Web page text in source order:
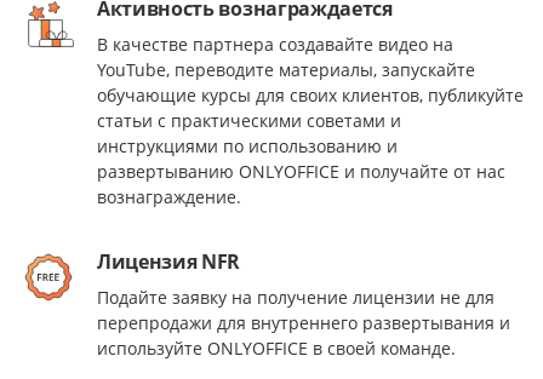
Активность вознаграждается
В качестве партнера создавайте видео на
YouTube, переводите материалы, запускайте
обучающие курсы для своих клиентов, публикуйте
статьи с практическими советами и
инструкциями по использованию и
развертыванию ONLYOFFICE и получайте от нас
вознаграждение.
Лицензия NFR
Подайте заявку на получение лицензии не для
перепродажи для внутреннего развертывания и
используйте ONLYOFFICE в своей команде.